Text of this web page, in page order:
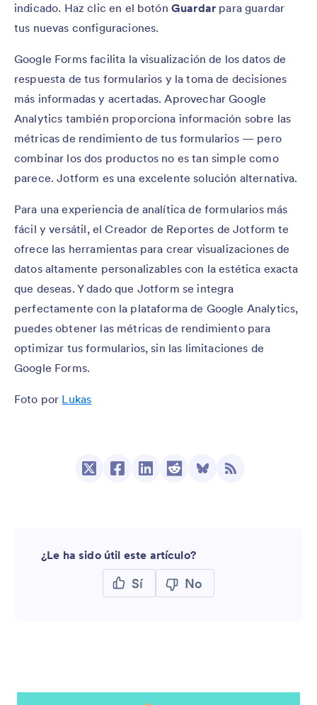
indicado. Haz clic en el botón Guardar para guardar
tus nuevas configuraciones.
Google Forms facilita la visualización de los datos de
respuesta de tus formularios y la toma de decisiones
más informadas y acertadas. Aprovechar Google
Analytics también proporciona información sobre las
métricas de rendimiento de tus formularios — pero
combinar los dos productos no es tan simple como
parece. Jotform es una excelente solución alternativa.
Para una experiencia de analítica de formularios más
fácil y versátil, el Creador de Reportes de Jotform te
ofrece las herramientas para crear visualizaciones de
datos altamente personalizables con la estética exacta
que deseas. Y dado que Jotform se integra
perfectamente con la plataforma de Google Analytics,
puedes obtener las métricas de rendimiento para
optimizar tus formularios, sin las limitaciones de
Google Forms.
Foto por Lukas
¿Le ha sido útil este artículo?
Sí No